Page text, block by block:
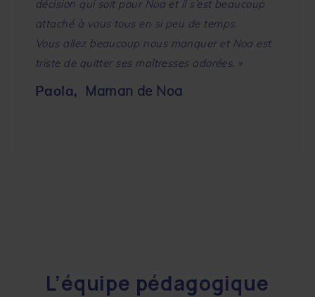
décision qui soit pour Noa et il s’est beaucoup
attaché à vous tous en si peu de temps.
Vous allez beaucoup nous manquer et Noa est
triste de quitter ses maîtresses adorées. »
Paola, Maman de Noa
L’équipe pédagogique